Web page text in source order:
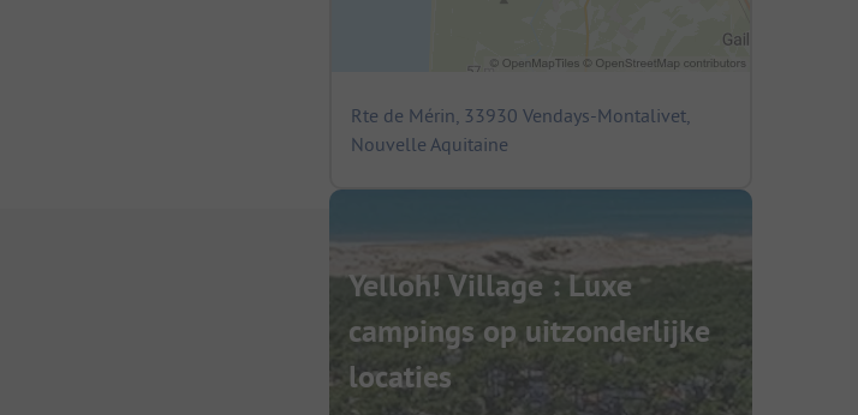
Rte de Mérin, 33930 Vendays-Montalivet,
Nouvelle Aquitaine
Yelloh! Village : Luxe
campings op uitzonderlijke
locaties